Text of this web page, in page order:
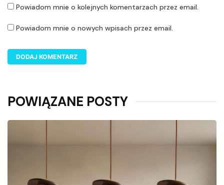
Powiadom mnie o kolejnych komentarzach przez email.
Powiadom mnie o nowych wpisach przez email.
POWIĄZANE POSTY